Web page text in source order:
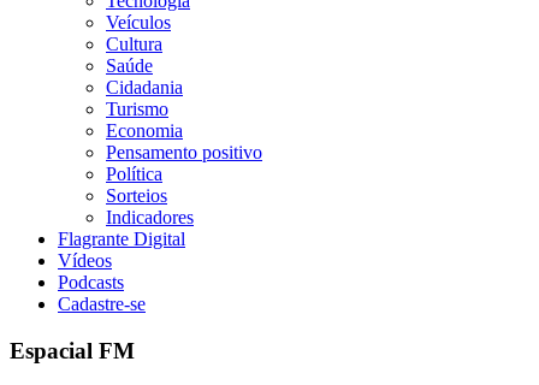
Veículos
Cultura
Saúde
Cidadania
Turismo
Economia
Pensamento positivo
Política
Sorteios
Indicadores
Flagrante Digital
Vídeos
Podcasts
Cadastre-se
Espacial FM